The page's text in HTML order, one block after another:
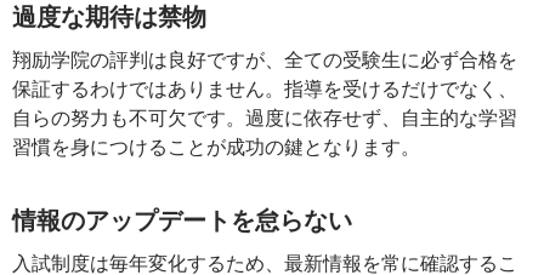
過度な期待は禁物
翔励学院の評判は良好ですが、全ての受験生に必ず合格を
保証するわけではありません。指導を受けるだけでなく、
自らの努力も不可欠です。過度に依存せず、自主的な学習
習慣を身につけることが成功の鍵となります。
情報のアップデートを怠らない
入試制度は毎年変化するため、最新情報を常に確認するこ